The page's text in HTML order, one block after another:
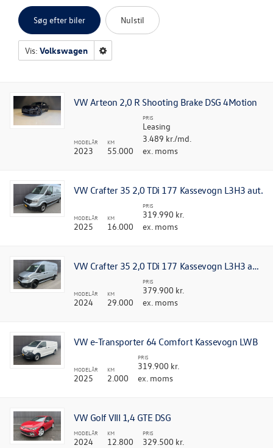
Søg efter biler Nulstil
Vis: Volkswagen
VW Arteon 2,0 R Shooting Brake DSG 4Motion
MODELÅR
2023
KM
55.000
PRIS
Leasing
3.489 kr./md.
ex. moms
VW Crafter 35 2,0 TDi 177 Kassevogn L3H3 aut.
MODELÅR
2025
KM
16.000
PRIS
319.990 kr.
ex. moms
VW Crafter 35 2,0 TDi 177 Kassevogn L3H3 aut. 4Motion
MODELÅR
2024
KM
29.000
PRIS
379.900 kr.
ex. moms
VW e-Transporter 64 Comfort Kassevogn LWB
MODELÅR
2025
KM
2.000
PRIS
319.900 kr.
ex. moms
VW Golf VIII 1,4 GTE DSG
MODELÅR
2024
KM
12.800
PRIS
329.500 kr.